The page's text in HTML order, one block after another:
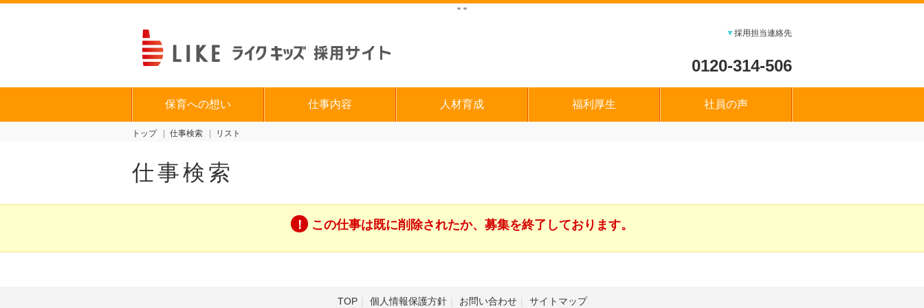
" "
▼採用担当連絡先
0120-314-506
保育への想い 仕事内容 人材育成 福利厚生 社員の声
トップ 仕事検索 リスト
仕事検索
この仕事は既に削除されたか、募集を終了しております。
TOP 個人情報保護方針 お問い合わせ サイトマップ